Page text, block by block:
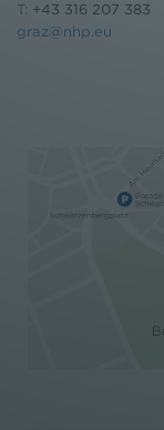
T: +43 316 207 383
graz@nhp.eu